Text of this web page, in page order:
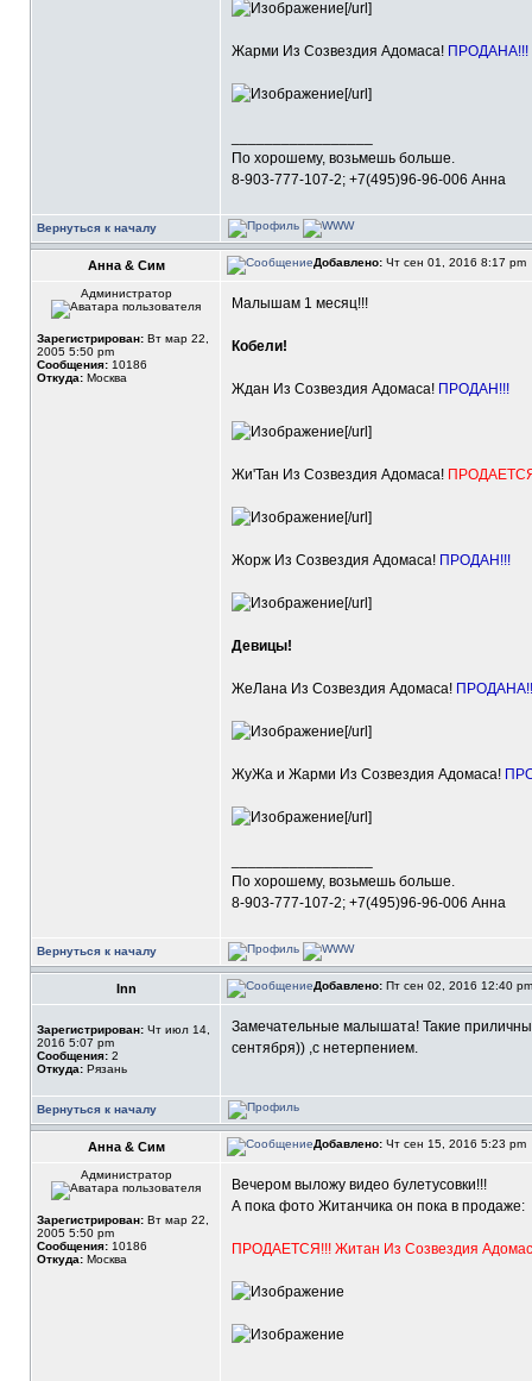
[/url]
Жарми Из Созвездия Адомаса! ПРОДАНА!!!
[/url]
По хорошему, возьмешь больше.
8-903-777-107-2; +7(495)96-96-006 Анна
Вернуться к началу
Анна & Сим Добавлено: Чт сен 01, 2016 8:17 pm
Администратор
Зарегистрирован: Вт мар 22,
2005 5:50 pm
Сообщения: 10186
Откуда: Москва
Малышам 1 месяц!!!
Кобели!
Ждан Из Созвездия Адомаса! ПРОДАН!!!
[/url]
Жи'Тан Из Созвездия Адомаса!
[/url]
Жорж Из Созвездия Адомаса! ПРОДАН!!!
[/url]
Девицы!
ЖеЛана Из Созвездия Адомаса!
[/url]
ЖуЖа и Жарми Из Созвездия Адомаса!
[/url]
По хорошему, возьмешь больше.
8-903-777-107-2; +7(495)96-96-006 Анна
Вернуться к началу
Inn Добавлено: Пт сен 02, 2016 12:40
Зарегистрирован: Чт июл 14,
2016 5:07 pm
Сообщения: 2
Откуда: Рязань
Замечательные малышата! Такие
сентября)) ,с нетерпением.
Вернуться к началу
Анна & Сим Добавлено: Чт сен 15, 2016 5:23 pm
Администратор
Зарегистрирован: Вт мар 22,
2005 5:50 pm
Сообщения: 10186
Откуда: Москва
Вечером выложу видео булетусовки!!!
А пока фото Житанчика он пока в продаже:
ПРОДАЕТСЯ!!! Житан Из Созвездия